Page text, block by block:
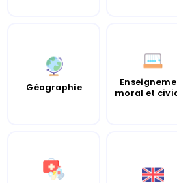
Géographie
moral et